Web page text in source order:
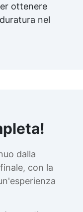
ottenere
nel
dalla
con la